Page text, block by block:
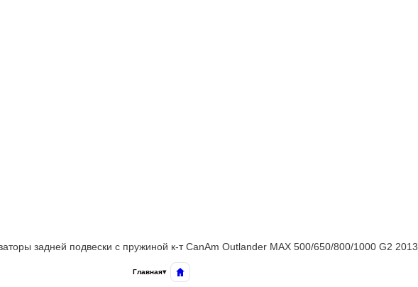
задней подвески с пружиной к-т CanAm Outlander MAX 500/650/800/1000 G2 2013
Главная▾